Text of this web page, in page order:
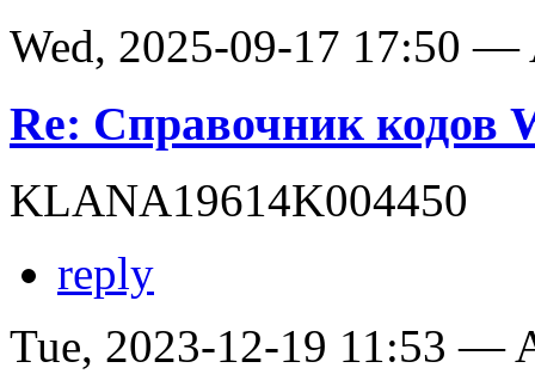
Wed, 2025-09-17 17:50 —
Re: Справочник кодов
KLANA19614K004450
reply
Tue, 2023-12-19 11:53 —